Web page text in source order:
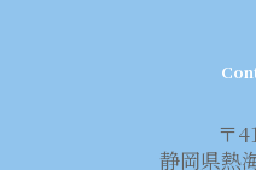
〒
静岡県熱